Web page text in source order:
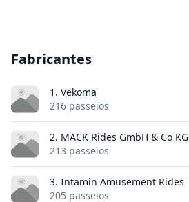
Fabricantes
1. Vekoma
216 passeios
2. MACK Rides GmbH & Co KG
213 passeios
3. Intamin Amusement Rides
205 passeios